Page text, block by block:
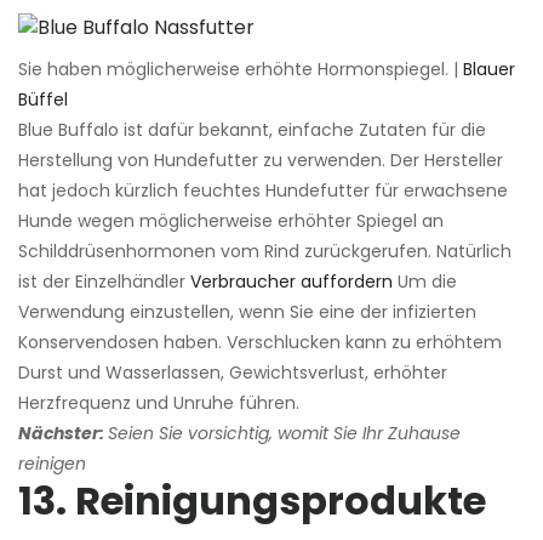
Sie haben möglicherweise erhöhte Hormonspiegel. | Blauer
Büffel
Blue Buffalo ist dafür bekannt, einfache Zutaten für die
Herstellung von Hundefutter zu verwenden. Der Hersteller
hat jedoch kürzlich feuchtes Hundefutter für erwachsene
Hunde wegen möglicherweise erhöhter Spiegel an
Schilddrüsenhormonen vom Rind zurückgerufen. Natürlich
ist der Einzelhändler Verbraucher auffordern Um die
Verwendung einzustellen, wenn Sie eine der infizierten
Konservendosen haben. Verschlucken kann zu erhöhtem
Durst und Wasserlassen, Gewichtsverlust, erhöhter
Herzfrequenz und Unruhe führen.
Nächster: Seien Sie vorsichtig, womit Sie Ihr Zuhause
reinigen
13. Reinigungsprodukte